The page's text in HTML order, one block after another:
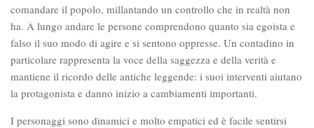
comandare il popolo, millantando un controllo che in realtà non
ha. A lungo andare le persone comprendono quanto sia egoista e
falso il suo modo di agire e si sentono oppresse. Un contadino in
particolare rappresenta la voce della saggezza e della verità e
mantiene il ricordo delle antiche leggende: i suoi interventi aiutano
la protagonista e danno inizio a cambiamenti importanti.
I personaggi sono dinamici e molto empatici ed è facile sentirsi